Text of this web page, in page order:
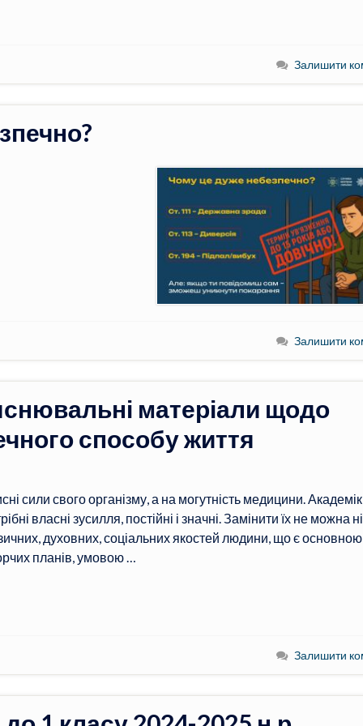
Залишити
Залишити
матеріали щодо
способу життя
сили свого організму, а на могутність медицини. Академік
власні зусилля, постійні і значні. Замінити їх не можна
духовних, соціальних якостей людини, що є основною
планів, умовою …
Залишити